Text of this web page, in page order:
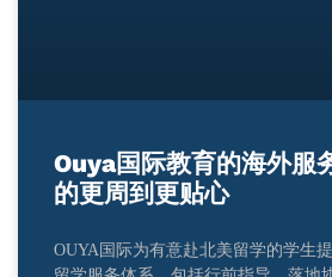
Ouya国际教育的海外服
的更周到更贴心
OUYA国际为有意赴北美留学的学生